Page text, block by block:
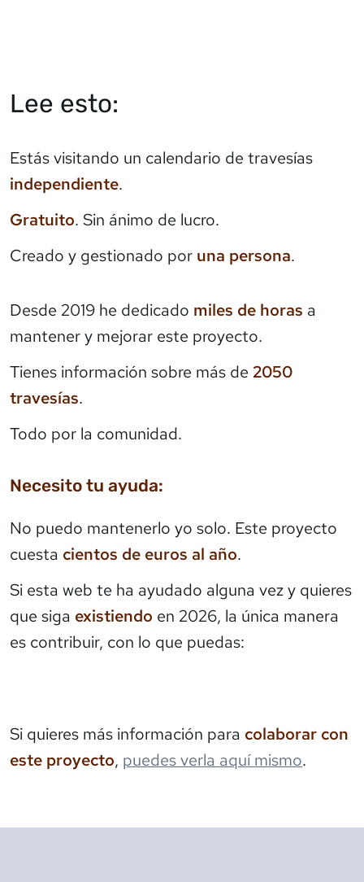
Lee esto:
Estás visitando un calendario de travesías
independiente.
Gratuito. Sin ánimo de lucro.
Creado y gestionado por una persona.
Desde 2019 he dedicado miles de horas a
mantener y mejorar este proyecto.
Tienes información sobre más de 2050
travesías.
Todo por la comunidad.
Necesito tu ayuda:
No puedo mantenerlo yo solo. Este proyecto
cuesta cientos de euros al año.
Si esta web te ha ayudado alguna vez y quieres
que siga existiendo en 2026, la única manera
es contribuir, con lo que puedas:
Si quieres más información para colaborar con
este proyecto, puedes verla aquí mismo.